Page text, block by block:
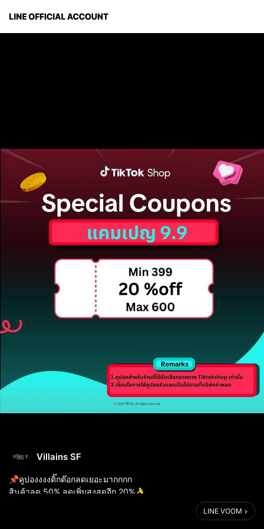
Villains SF
📌คูปองงงงติ๊กต๊อกลดเยอะมากกกก
สินค้าลด 50% ลดเพิ่มสูงสุดอีก 20%👌
LINE VOOM